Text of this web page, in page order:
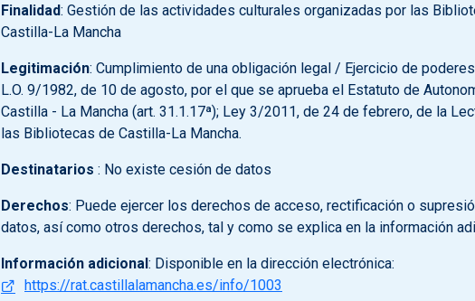
Finalidad: Gestión de las actividades culturales organizadas por las
Castilla-La Mancha
Legitimación: Cumplimiento de una obligación legal / Ejercicio de
L.O. 9/1982, de 10 de agosto, por el que se aprueba el Estatuto de
Castilla - La Mancha (art. 31.1.17ª); Ley 3/2011, de 24 de febrero, de la
las Bibliotecas de Castilla-La Mancha.
Destinatarios : No existe cesión de datos
Derechos: Puede ejercer los derechos de acceso, rectificación o
datos, así como otros derechos, tal y como se explica en la información
Información adicional: Disponible en la dirección electrónica:
https://rat.castillalamancha.es/info/1003